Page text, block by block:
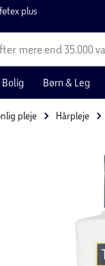
føtex plus
mere end 35.000
Bolig Børn & Leg
pleje Hårpleje